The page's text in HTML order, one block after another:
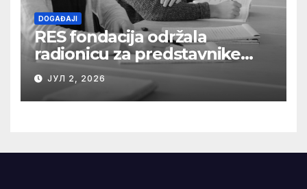
DOGAĐAJI
RES fondacija održala
radionicu za predstavnike
medija o razumevanju
složenih energetskih
projekata
ЈУЛ 2, 2026